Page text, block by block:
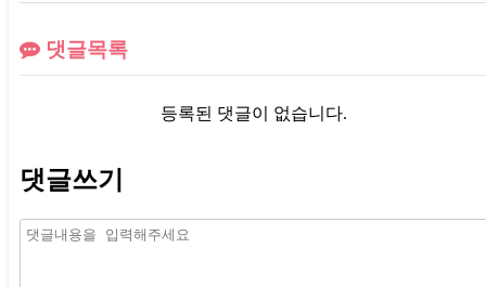
댓글목록
등록된 댓글이 없습니다.
댓글쓰기